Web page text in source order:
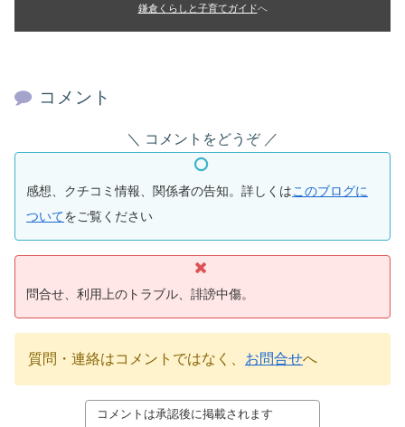
鎌倉くらしと子育てガイドへ
コメント
コメントをどうぞ
感想、クチコミ情報、関係者の告知。詳しくはこのブログに
ついてをご覧ください
問合せ、利用上のトラブル、誹謗中傷。
質問・連絡はコメントではなく、 お問合せへ
コメントは承認後に掲載されます